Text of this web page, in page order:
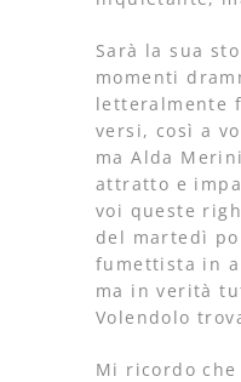
Sarà la sua
momenti
letteralmente
versi, così a
ma Alda
attratto e
voi queste
del martedì
fumettista in
ma in verità
Volendolo
Mi ricordo